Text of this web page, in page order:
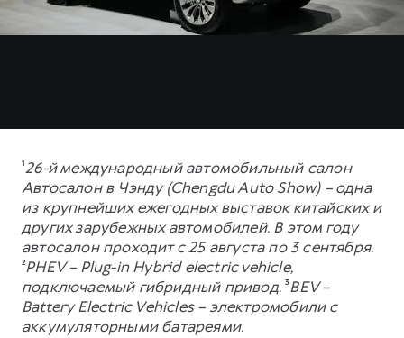
¹26-й международный автомобильный салон
Автосалон в Чэнду (Chengdu Auto Show) – одна
из крупнейших ежегодных выставок китайских и
других зарубежных автомобилей. В этом году
автосалон проходит с 25 августа по 3 сентября.
²PHEV – Plug-in Hybrid electric vehicle,
подключаемый гибридный привод.³BEV –
Battery Electric Vehicles – электромобили с
аккумуляторными батареями.